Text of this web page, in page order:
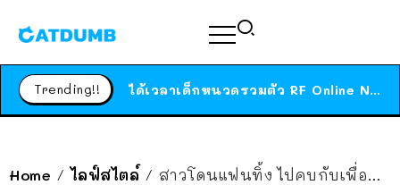
Trending!! ได้เวลาเด็กหนวดรวมตัว RF Online Next เปิดให้เล่นแล้ว เกม Sci-Fi MMORPG ระดับตำนาน เล่นได้ทั้งมือถือและ PC
Home / ไลฟ์สไตล์ / สาวโดนแฟนทิ้ง ไปคบกับเพื่อนสนิทเธอเอง ใช้ความแค้นมามุ่งลดน้ำหนัก จาก 80 เหลือ 50 ได้สำเร็จ!!